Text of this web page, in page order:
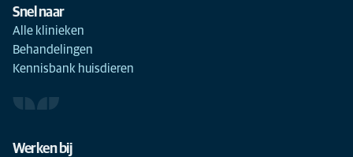
Snel naar
Alle klinieken
Behandelingen
Kennisbank huisdieren
Werken bij